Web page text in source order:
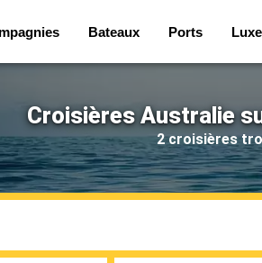
Bateaux Ports Luxe
Croisières Australie
2 croisières